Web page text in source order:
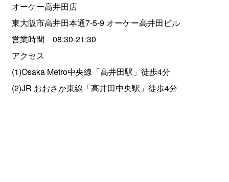
オーケー高井田店
東大阪市高井田本通7-5-9 オーケー高井田ビル
営業時間 08:30-21:30
アクセス
(1)Osaka Metro中央線「高井田駅」徒歩4分
(2)JR おおさか東線「高井田中央駅」徒歩4分